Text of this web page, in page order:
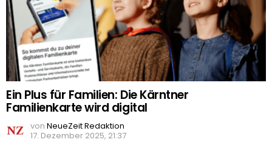
Ein Plus für Familien: Die Kärntner
Familienkarte wird digital
von NeueZeit Redaktion
17. Dezember 2025, 21:37